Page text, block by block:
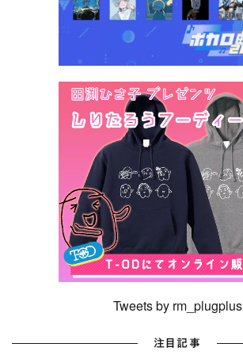
Tweets by rm_plugplus
注目記事